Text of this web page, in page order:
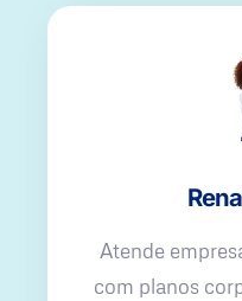
Atende
com planos